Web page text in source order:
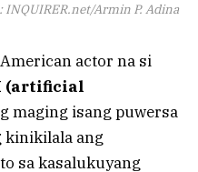
INQUIRER.net/Armin P. Adina
actor na si
(artificial
maging isang puwersa
kinikilala ang
sa kasalukuyang